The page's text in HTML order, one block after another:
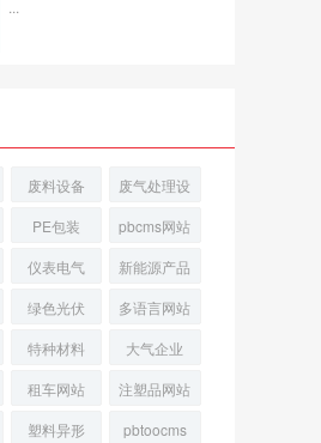
废料设备
废气处理设
备
PE包装
pbcms网站
仪表电气
新能源产品
绿色光伏
多语言网站
特种材料
大气企业
租车网站
注塑品网站
塑料异形
pbtoocms